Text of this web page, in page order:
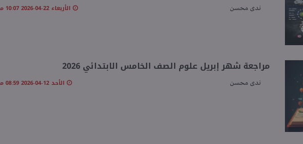
ندى محسن الأربعاء 22-04-2026 10:07 مـ
مراجعة شهر إبريل علوم الصف الخامس الابتدائي 2026
ندى محسن الأحد 12-04-2026 08:59 مـ